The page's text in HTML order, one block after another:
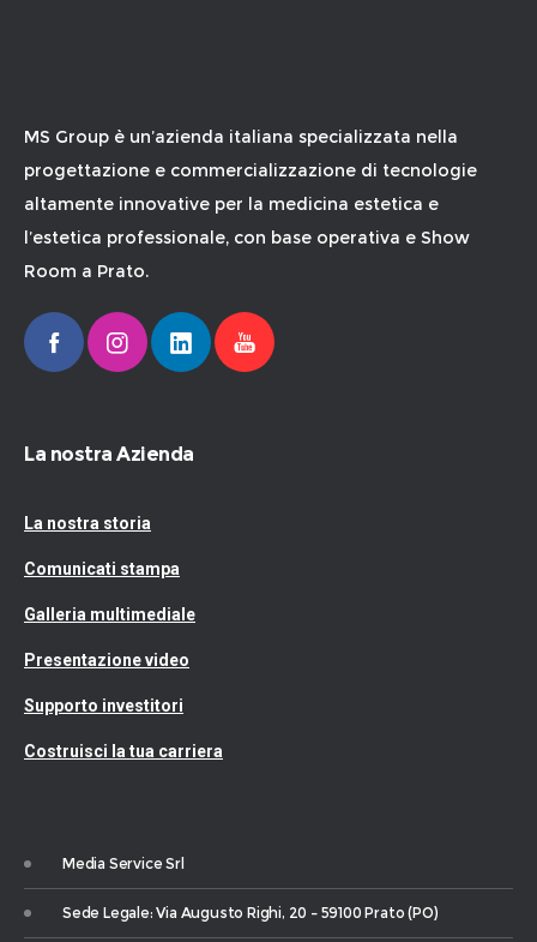
MS Group è un’azienda italiana specializzata nella
progettazione e commercializzazione di tecnologie
altamente innovative per la medicina estetica e
l’estetica professionale, con base operativa e Show
Room a Prato.
La nostra Azienda
La nostra storia
Comunicati stampa
Galleria multimediale
Presentazione video
Supporto investitori
Costruisci la tua carriera
Media Service Srl
Sede Legale: Via Augusto Righi, 20 – 59100 Prato (PO)